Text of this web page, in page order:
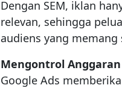
Dengan SEM, iklan
relevan, sehingga
audiens yang
Mengontrol
Google Ads